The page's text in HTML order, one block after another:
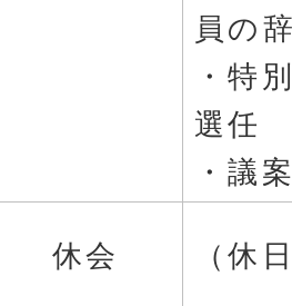
員の
・特
選任
・議
休会 （休